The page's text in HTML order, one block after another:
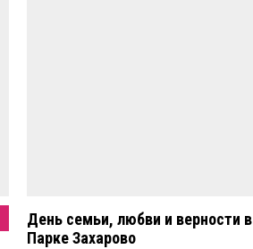
День семьи, любви и верности в
Парке Захарово